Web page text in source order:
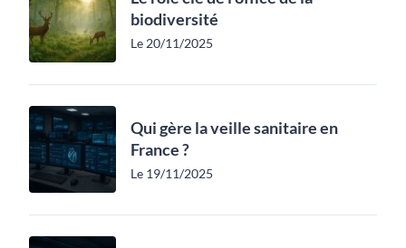
biodiversité
Le 20/11/2025
Qui gère la veille sanitaire en
France ?
Le 19/11/2025